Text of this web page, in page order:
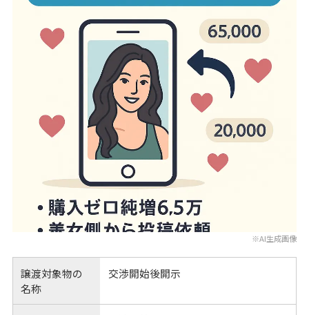
※AI生成画像
譲渡対象物の
名称
交渉開始後開示